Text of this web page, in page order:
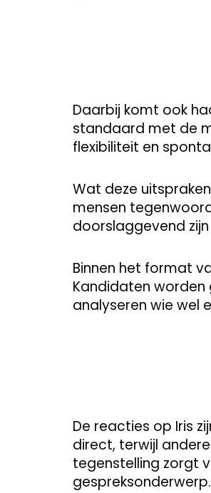
Daarbij komt ook
standaard met de
flexibiliteit en
Wat deze
mensen
doorslaggevend
Binnen het format
Kandidaten worden
analyseren wie wel
De reacties op Iris
direct, terwijl
tegenstelling zorgt
gespreksonderwerp.